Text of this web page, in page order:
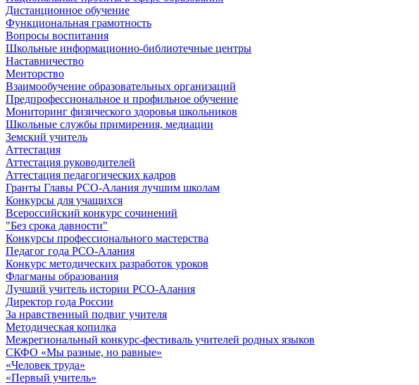
Дистанционное обучение
Функциональная грамотность
Вопросы воспитания
Школьные информационно-библиотечные центры
Наставничество
Менторство
Взаимообучение образовательных организаций
Предпрофессиональное и профильное обучение
Мониторинг физического здоровья школьников
Школьные службы примирения, медиации
Земский учитель
Аттестация
Аттестация руководителей
Аттестация педагогических кадров
Гранты Главы РСО-Алания лучшим школам
Конкурсы для учащихся
Всероссийский конкурс сочинений
"Без срока давности"
Конкурсы профессионального мастерства
Педагог года РСО-Алания
Конкурс методических разработок уроков
Флагманы образования
Лучший учитель истории РСО-Алания
Директор года России
За нравственный подвиг учителя
Методическая копилка
Межрегиональный конкурс-фестиваль учителей родных языков
СКФО «Мы разные, но равные»
«Человек труда»
«Первый учитель»